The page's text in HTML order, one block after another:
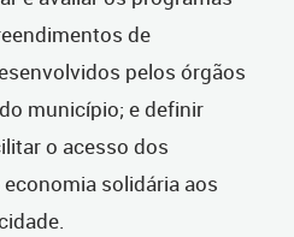
de
pelos órgãos
município; e definir
o acesso dos
solidária aos